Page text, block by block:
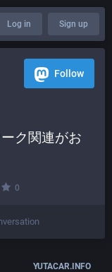
Log in Sign up
Follow
ク関連がお
0
YUTACAR.INFO